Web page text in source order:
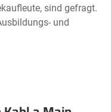
sind gefragt.
und